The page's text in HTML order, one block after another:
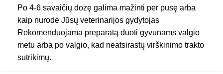
Po 4-6 savaičių dozę galima mažinti per pusę arba
kaip nurodė Jūsų veterinarijos gydytojas
Rekomenduojama preparatą duoti gyvūnams valgio
metu arba po valgio, kad neatsirastų virškinimo trakto
sutrikimų.